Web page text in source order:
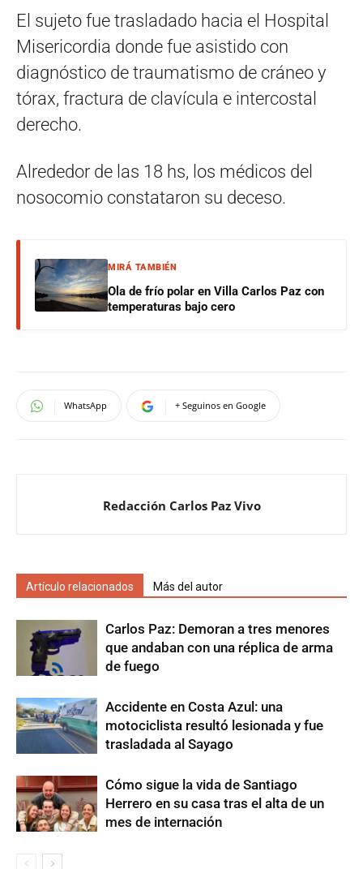
El sujeto fue trasladado hacia el Hospital
Misericordia donde fue asistido con
diagnóstico de traumatismo de cráneo y
tórax, fractura de clavícula e intercostal
derecho.
Alrededor de las 18 hs, los médicos del
nosocomio constataron su deceso.
MIRÁ TAMBIÉN
Ola de frío polar en Villa Carlos Paz con
temperaturas bajo cero
WhatsApp + Seguinos en Google
Redacción Carlos Paz Vivo
Artículo relacionados Más del autor
Carlos Paz: Demoran a tres menores
que andaban con una réplica de arma
de fuego
Accidente en Costa Azul: una
motociclista resultó lesionada y fue
trasladada al Sayago
Cómo sigue la vida de Santiago
Herrero en su casa tras el alta de un
mes de internación